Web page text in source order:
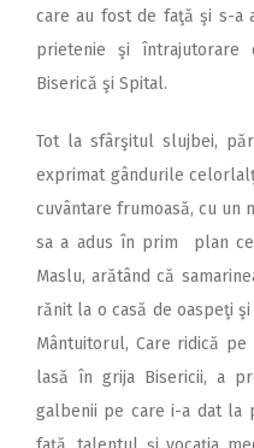
care au fost de faţă şi s-a
prietenie şi
Biserică şi Spital.
Tot la sfârşitul slujbei,
exprimat gândurile
cuvântare frumoasă, cu un
sa a adus în prim plan
Maslu, arătând că
rănit la o casă de oaspeţi
Mântuitorul, Care ridică
lasă în grija Bisericii, a
galbenii pe care i-a dat la